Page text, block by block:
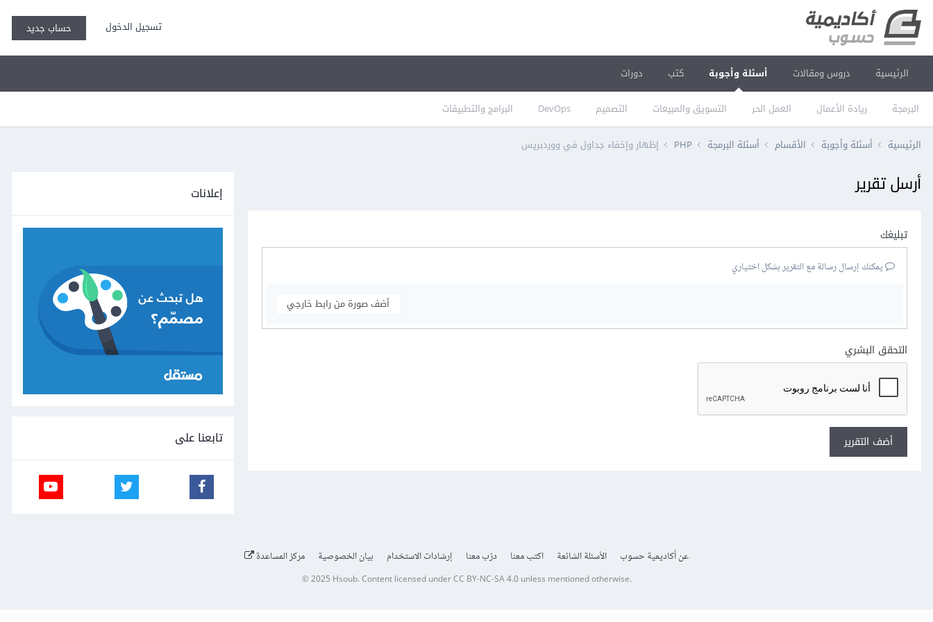
تسجيل الدخول حساب جديد
الرئيسية دروس ومقالات أسئلة وأجوبة
البرمجة ريادة الأعمال العمل الحر التسويق والمبيعات التصميم DevOps البرامج والتطبيقات
كتب دورات
الرئيسية أسئلة وأجوبة الأقسام أسئلة البرمجة PHP إظهار وإخفاء جداول في ووردبريس
أرسل تقرير
تبليغك
يمكنك إرسال رسالة مع التقرير بشكل اختياري
أضف صورة من رابط خارجي
التحقق البشري
أضف التقرير
إعلانات
تابعنا على
عن أكاديمية حسوب الأسئلة الشائعة اكتب معنا درّب معنا إرشادات الاستخدام بيان الخصوصية مركز المساعدة
© 2025 Hsoub.Content licensed underCC BY-NC-SA 4.0unless mentioned otherwise.